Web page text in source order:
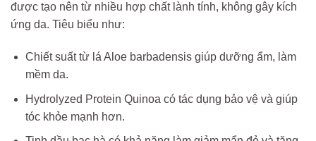
được tạo nên từ nhiều hợp chất lành tính, không gây kích
ứng da. Tiêu biểu như:
Chiết suất từ lá Aloe barbadensis giúp dưỡng ẩm, làm
mềm da.
Hydrolyzed Protein Quinoa có tác dụng bảo vệ và giúp
tóc khỏe mạnh hơn.